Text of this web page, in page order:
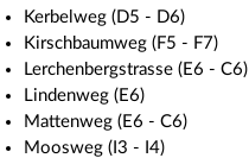
Kerbelweg (D5 - D6)
Kirschbaumweg (F5 - F7)
Lerchenbergstrasse (E6 - C6)
Lindenweg (E6)
Mattenweg (E6 - C6)
Moosweg (I3 - I4)